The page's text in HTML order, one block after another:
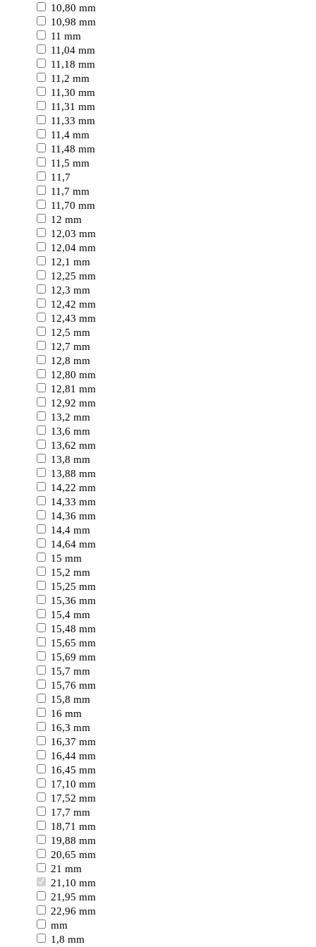
10,80 mm
10,98 mm
11 mm
11,04 mm
11,18 mm
11,2 mm
11,30 mm
11,31 mm
11,33 mm
11,4 mm
11,48 mm
11,5 mm
11,7
11,7 mm
11,70 mm
12 mm
12,03 mm
12,04 mm
12,1 mm
12,25 mm
12,3 mm
12,42 mm
12,43 mm
12,5 mm
12,7 mm
12,8 mm
12,80 mm
12,81 mm
12,92 mm
13,2 mm
13,6 mm
13,62 mm
13,8 mm
13,88 mm
14,22 mm
14,33 mm
14,36 mm
14,4 mm
14,64 mm
15 mm
15,2 mm
15,25 mm
15,36 mm
15,4 mm
15,48 mm
15,65 mm
15,69 mm
15,7 mm
15,76 mm
15,8 mm
16 mm
16,3 mm
16,37 mm
16,44 mm
16,45 mm
17,10 mm
17,52 mm
17,7 mm
18,71 mm
19,88 mm
20,65 mm
21 mm
21,10 mm
21,95 mm
22,96 mm
mm
1,8 mm